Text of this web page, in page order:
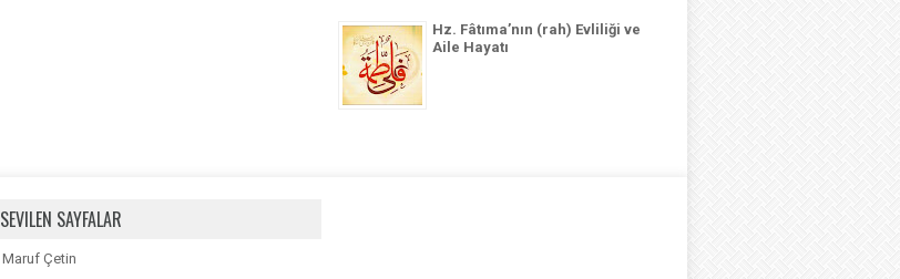
Hz. Fâtıma’nın (rah) Evliliği ve
Aile Hayatı
SEVILEN SAYFALAR
Maruf Çetin